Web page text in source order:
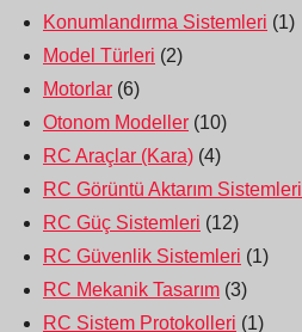
Konumlandırma Sistemleri (1)
Model Türleri (2)
Motorlar (6)
Otonom Modeller (10)
RC Araçlar (Kara) (4)
RC Görüntü Aktarım Sistemleri
RC Güç Sistemleri (12)
RC Güvenlik Sistemleri (1)
RC Mekanik Tasarım (3)
RC Sistem Protokolleri (1)